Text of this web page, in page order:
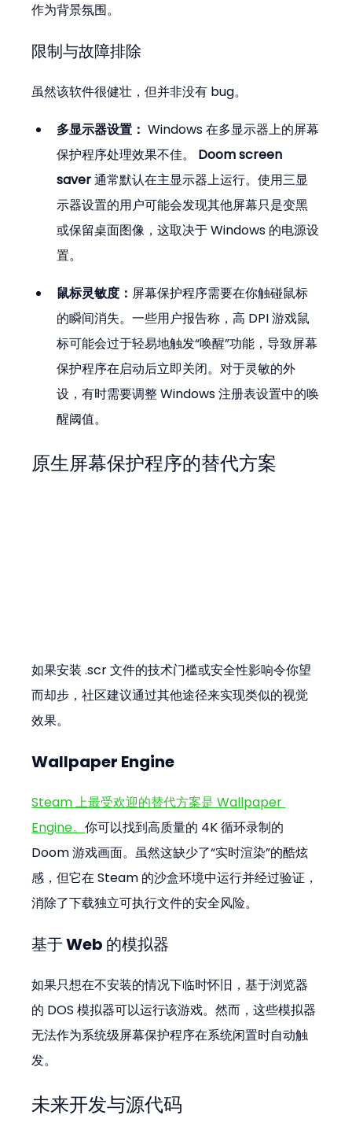
作为背景氛围。
限制与故障排除
虽然该软件很健壮，但并非没有 bug。
多显示器设置： Windows 在多显示器上的屏幕
保护程序处理效果不佳。 Doom screen
saver 通常默认在主显示器上运行。使用三显
示器设置的用户可能会发现其他屏幕只是变黑
或保留桌面图像，这取决于 Windows 的电源设
置。
鼠标灵敏度：屏幕保护程序需要在你触碰鼠标
的瞬间消失。一些用户报告称，高 DPI 游戏鼠
标可能会过于轻易地触发“唤醒”功能，导致屏幕
保护程序在启动后立即关闭。对于灵敏的外
设，有时需要调整 Windows 注册表设置中的唤
醒阈值。
原生屏幕保护程序的替代方案
如果安装 .scr 文件的技术门槛或安全性影响令你望
而却步，社区建议通过其他途径来实现类似的视觉
效果。
Wallpaper Engine
Steam 上最受欢迎的替代方案是 Wallpaper
Engine。你可以找到高质量的 4K 循环录制的
Doom 游戏画面。虽然这缺少了“实时渲染”的酷炫
感，但它在 Steam 的沙盒环境中运行并经过验证，
消除了下载独立可执行文件的安全风险。
基于 Web 的模拟器
如果只想在不安装的情况下临时怀旧，基于浏览器
的 DOS 模拟器可以运行该游戏。然而，这些模拟器
无法作为系统级屏幕保护程序在系统闲置时自动触
发。
未来开发与源代码